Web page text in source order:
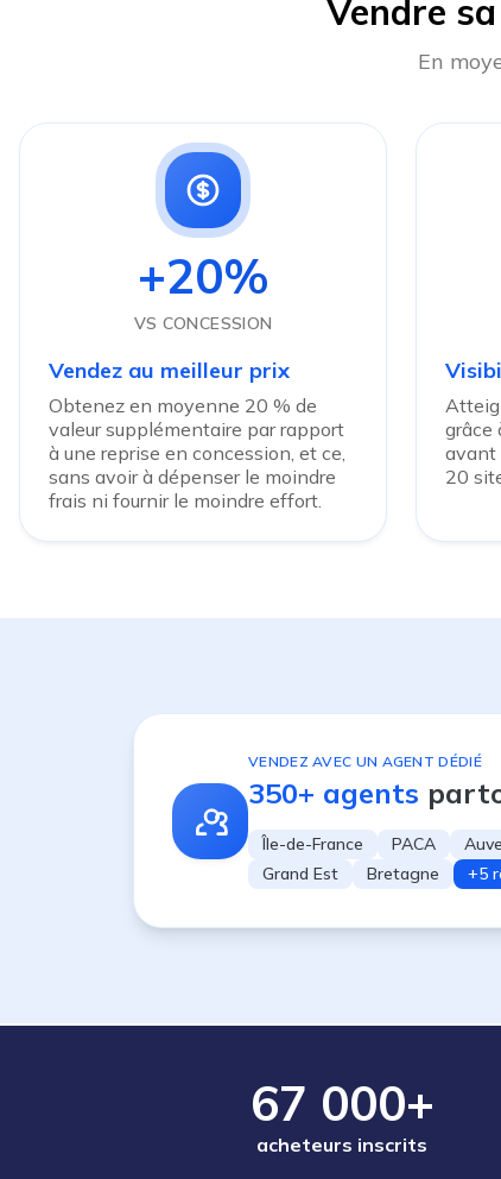
Vendre
En
+20%
VS CONCESSION
Vendez au meilleur prix
Obtenez en moyenne 20 % de
valeur supplémentaire par rapport
à une reprise en concession, et ce,
sans avoir à dépenser le moindre
frais ni fournir le moindre effort.
grâce
avant
20
VENDEZ AVEC UN AGENT DÉDIÉ
350+ agents
Île-de-France PACA
Grand Est
Bretagne +5
67 000+
acheteurs inscrits